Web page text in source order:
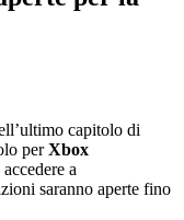
capitolo di
perXbox
a
saranno aperte fino